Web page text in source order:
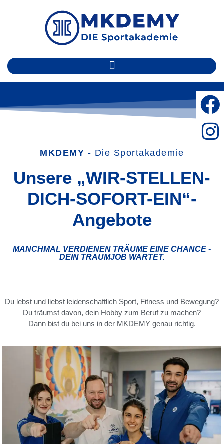
MKDEMY - Die Sportakademie
Unsere „WIR-STELLEN-
DICH-SOFORT-EIN“-
Angebote
MANCHMAL VERDIENEN TRÄUME EINE CHANCE -
DEIN TRAUMJOB WARTET.
Du lebst und liebst leidenschaftlich Sport, Fitness und Bewegung?
Du träumst davon, dein Hobby zum Beruf zu machen?
Dann bist du bei uns in der MKDEMY genau richtig.